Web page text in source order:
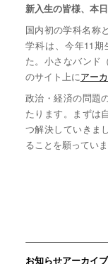
新入生の皆様、本
国内初の学科名称
学科は、今年11
た。小さなバンド
のサイト上にアー
政治・経済の問題
たります。まずは
つ解決していきま
ることを願っていま
お知らせアーカイブ